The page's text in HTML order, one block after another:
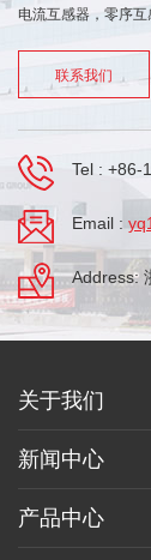
电流互感器，零序互
联系我们
Tel : +86-
Email :
Address:
关于我们
新闻中心
产品中心